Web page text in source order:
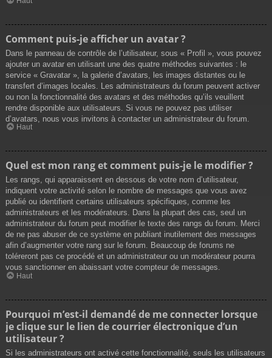
Comment puis-je afficher un avatar ?
Dans le panneau de contrôle de l’utilisateur, sous « Profil », vous pouvez
ajouter un avatar en utilisant une des quatre méthodes suivantes : le
service « Gravatar », la galerie d’avatars, les images distantes ou le
transfert d’images locales. Les administrateurs du forum peuvent activer
ou non la fonctionnalité des avatars et des méthodes qu’ils veuillent
rendre disponible aux utilisateurs. Si vous ne pouvez pas utiliser
d’avatars, nous vous invitons à contacter un administrateur du forum.
Haut
Quel est mon rang et comment puis-je le modifier ?
Les rangs, qui apparaissent en dessous de votre nom d’utilisateur,
indiquent votre activité selon le nombre de messages que vous avez
publié ou identifient certains utilisateurs spécifiques, comme les
administrateurs et les modérateurs. Dans la plupart des cas, seul un
administrateur du forum peut modifier le texte des rangs du forum. Merci
de ne pas abuser de ce système en publiant inutilement des messages
afin d’augmenter votre rang sur le forum. Beaucoup de forums ne
toléreront pas ce procédé et un administrateur ou un modérateur pourra
vous sanctionner en abaissant votre compteur de messages.
Haut
Pourquoi m’est-il demandé de me connecter lorsque
je clique sur le lien de courrier électronique d’un
utilisateur ?
Si les administrateurs ont activé cette fonctionnalité, seuls les utilisateurs